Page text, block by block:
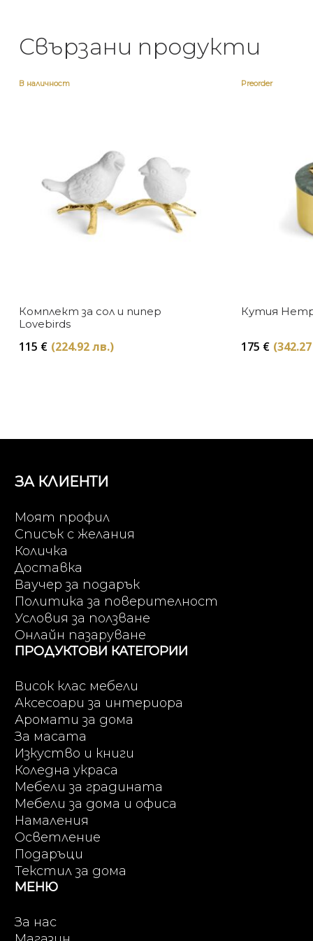
Свързани продукти
В наличност
Комплект за сол и пипер
Lovebirds
115 € (224.92 лв.)
Preorder
Кутия
175 €
ЗА КЛИЕНТИ
Моят профил
Списък с желания
Количка
Доставка
Ваучер за подарък
Политика за поверителност
Условия за ползване
Онлайн пазаруване
ПРОДУКТОВИ КАТЕГОРИИ
Висок клас мебели
Аксесоари за интериора
Аромати за дома
За масата
Изкуство и книги
Коледна украса
Мебели за градината
Мебели за дома и офиса
Намаления
Осветление
Подаръци
Текстил за дома
МЕНЮ
За нас